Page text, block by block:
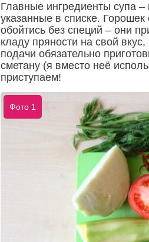
Главные ингредиенты супа –
указанные в списке.
обойтись без специй – они
кладу пряности на свой
подачи обязательно
сметану (я вместо неё
приступаем!
Фото 1